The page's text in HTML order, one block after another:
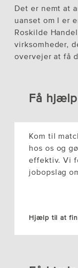
Det er nemt at
uanset om I er
Roskilde
virksomheder,
overvejer at få
Få
Kom til
hos os og
effektiv. Vi
jobopslag
Hjælp til at